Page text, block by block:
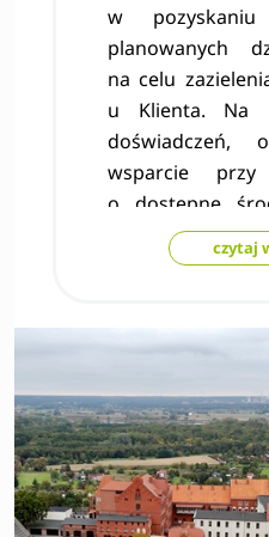
w
planowanych
na celu
u Klienta. Na
doświadczeń,
wsparcie
o dostępne
europejskie i
wsparcie m.in.
rządowych,
i lokalnych.
Szeroki
wsparcia
czytaj